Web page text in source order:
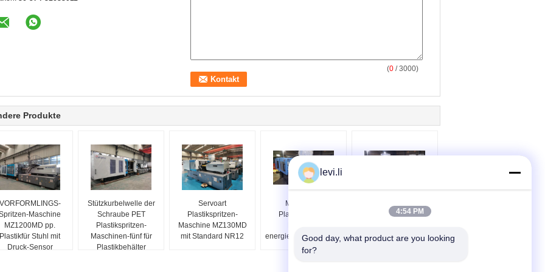
(0 / 3000)
Produkte
Maschine
MZ1200MD pp.
Plastikfür Stuhl mit
Druck-Sensor
Stützkurbelwelle der
Schraube PET
Plastikspritzen-
Maschinen-fünf für
Plastikbehälter
Servoart
Plastikspritzen-
Maschine MZ130MD
mit Standard NR12
MZ100MD-
Plastikspritzen-
energiesparendes ISO-
CER
Plastikspritzen-
Vorformling MZ100MD
levi.li
4:54 PM
Good day, what product are you looking
for?